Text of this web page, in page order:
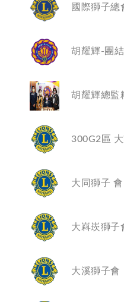
八大宗旨與信條
獅子會的簡史
300G2區團隊
分區主席
區策顧問
分會會長
資訊團隊
媒體專區
活動相簿
區行事曆
下載中心
專刊手冊
獅訊專刊
國際總會
教育連結
捐款明細
LCIF捐款名錄
LCTF捐款名錄
LCIF捐款總額表
捐獻榮譽
獅友捐獻榮譽榜
聯絡我們
300G2
聯絡300G2
各分會
國際獅子總
胡耀輝-團
胡耀輝總監
300G2區
大同獅子 會
大嵙崁獅子
大溪獅子會